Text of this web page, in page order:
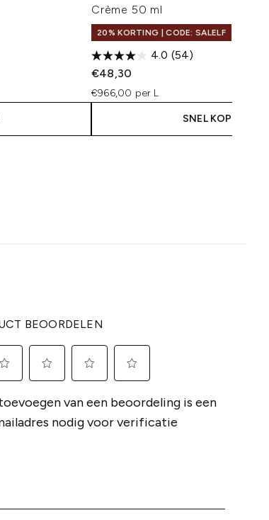
Crème 50 ml
20% KORTING | CODE: SALELF
4.0 (54)
€48,30
€966,00 per L
SNEL KOPEN